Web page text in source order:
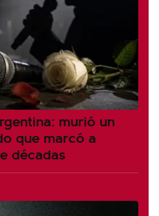
murió un
que marcó a
décadas